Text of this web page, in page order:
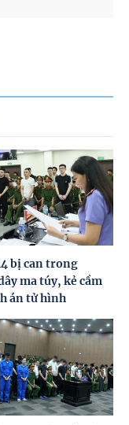
bị can trong
ma túy, kẻ cầm
án tử hình